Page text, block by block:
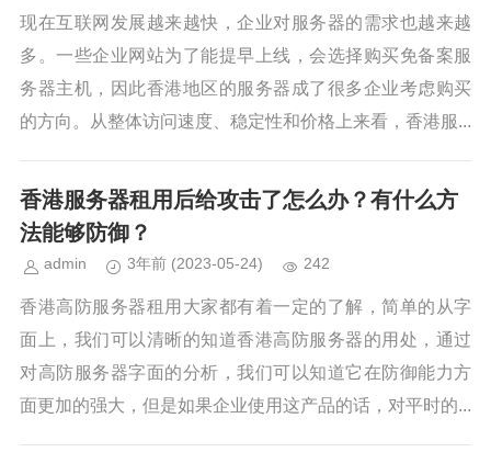
现在互联网发展越来越快，企业对服务器的需求也越来越
多。一些企业网站为了能提早上线，会选择购买免备案服
务器主机，因此香港地区的服务器成了很多企业考虑购买
的方向。从整体访问速度、稳定性和价格上来看，香港服...
香港服务器租用后给攻击了怎么办？有什么方
法能够防御？
admin 3年前 (2023-05-24) 242
香港高防服务器租用大家都有着一定的了解，简单的从字
面上，我们可以清晰的知道香港高防服务器的用处，通过
对高防服务器字面的分析，我们可以知道它在防御能力方
面更加的强大，但是如果企业使用这产品的话，对平时的...